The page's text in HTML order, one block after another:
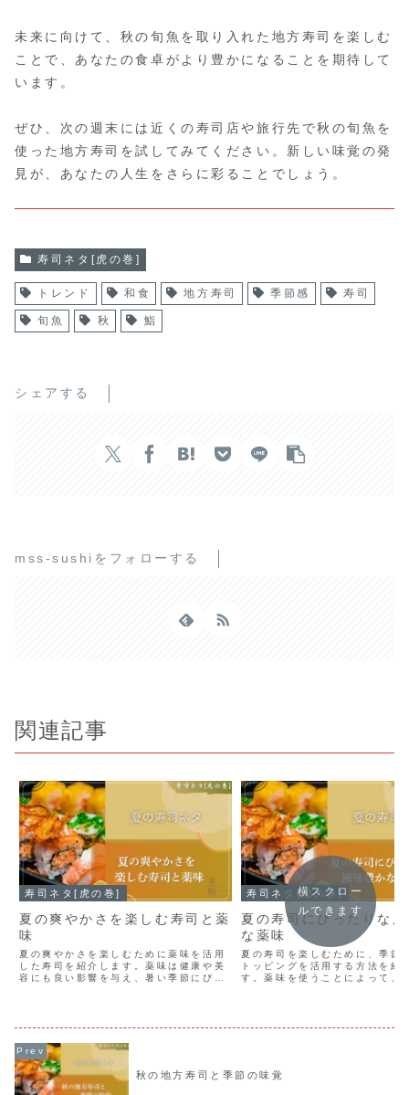
未来に向けて、秋の旬魚を取り入れた地方寿司を楽しむ
ことで、あなたの食卓がより豊かになることを期待して
います。
ぜひ、次の週末には近くの寿司店や旅行先で秋の旬魚を
使った地方寿司を試してみてください。新しい味覚の発
見が、あなたの人生をさらに彩ることでしょう。
寿司ネタ[虎の巻]
トレンド 和食 地方寿司 季節感 寿司
旬魚 秋 鮨
シェアする
mss-sushiをフォローする
関連記事
寿司ネタ[虎の巻]
夏の爽やかさを楽しむ寿司と薬
味
夏の爽やかさを楽しむために薬味を活用
した寿司を紹介します。薬味は健康や美
容にも良い影響を与え、暑い季節にぴっ
レッシュが期待できます。
寿司ネタ[虎の巻]
夏の寿司にぴったりな
な薬味
夏の寿司を楽しむために、季節
トッピングを活用する方法を紹
す。薬味を使うことによって、
ながら食卓を彩りましょう。
横スクロー
ルできます
秋の地方寿司と季節の味覚